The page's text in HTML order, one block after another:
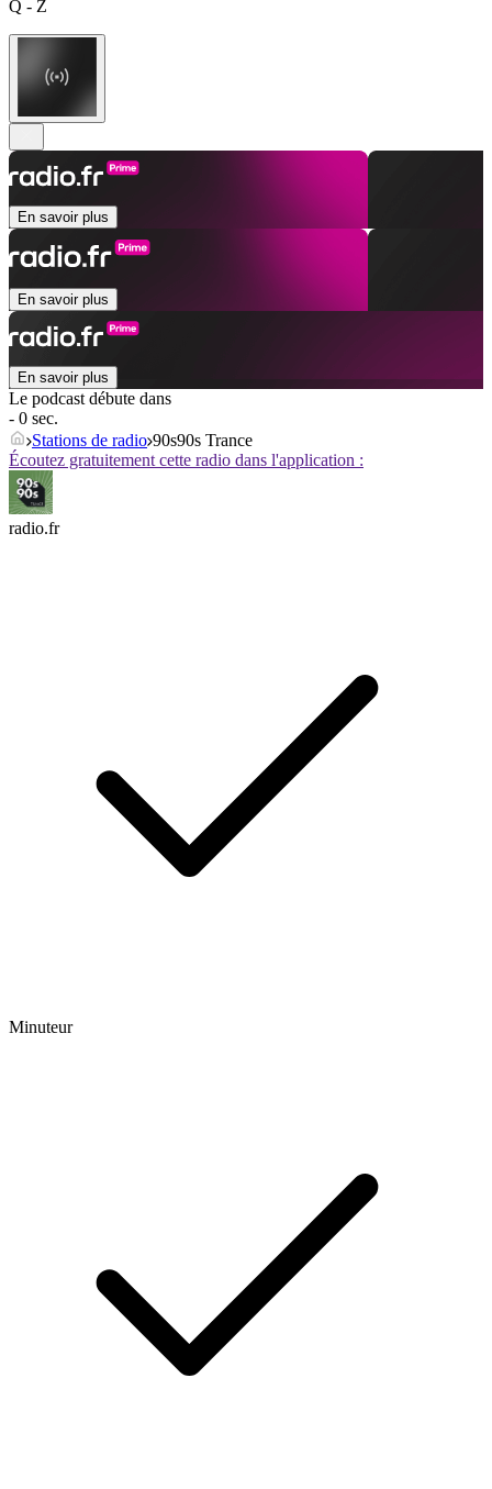
Q - Z
En savoir plus
En savoir plus
En savoir plus
Le podcast débute dans
- 0 sec.
Stations de radio 90s90s Trance
Écoutez gratuitement cette radio dans l'application :
radio.fr
Minuteur